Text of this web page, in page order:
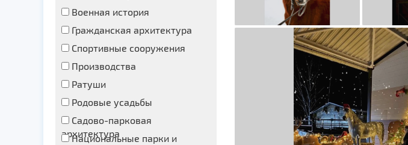
Военная история
Гражданская архитектура
Спортивные сооружения
Производства
Ратуши
Родовые усадьбы
Садово-парковая
архитектура
Национальные парки и